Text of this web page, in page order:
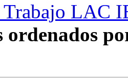
Trabajo LAC
ordenados